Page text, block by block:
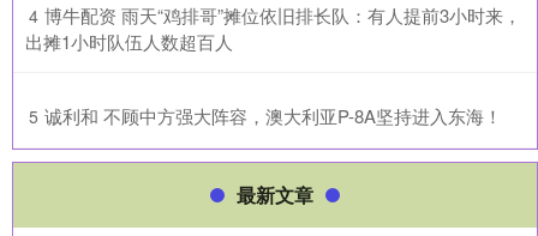
4 ​博牛配资 雨天“鸡排哥”摊位依旧排长队：有人提前3小时来，
出摊1小时队伍人数超百人
5 ​诚利和 不顾中方强大阵容，澳大利亚P-8A坚持进入东海！
最新文章